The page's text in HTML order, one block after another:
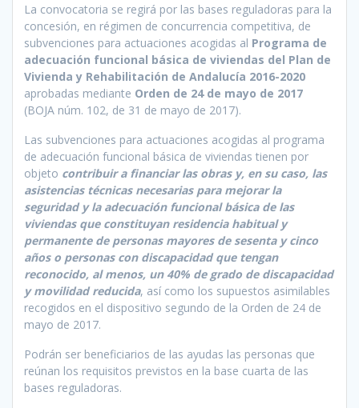
La convocatoria se regirá por las bases reguladoras para la
concesión, en régimen de concurrencia competitiva, de
subvenciones para actuaciones acogidas al Programa de
adecuación funcional básica de viviendas del Plan de
Vivienda y Rehabilitación de Andalucía 2016-2020
aprobadas mediante Orden de 24 de mayo de 2017
(BOJA núm. 102, de 31 de mayo de 2017).
Las subvenciones para actuaciones acogidas al programa
de adecuación funcional básica de viviendas tienen por
objeto contribuir a financiar las obras y, en su caso, las
asistencias técnicas necesarias para mejorar la
seguridad y la adecuación funcional básica de las
viviendas que constituyan residencia habitual y
permanente de personas mayores de sesenta y cinco
años o personas con discapacidad que tengan
reconocido, al menos, un 40% de grado de discapacidad
y movilidad reducida, así como los supuestos asimilables
recogidos en el dispositivo segundo de la Orden de 24 de
mayo de 2017.
Podrán ser beneficiarios de las ayudas las personas que
reúnan los requisitos previstos en la base cuarta de las
bases reguladoras.